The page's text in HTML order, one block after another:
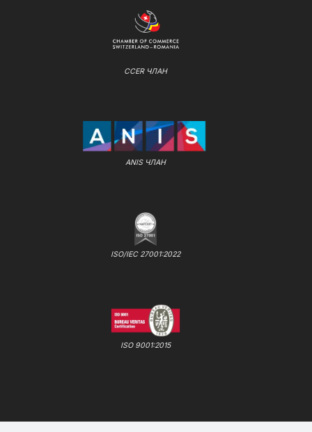
CCER ЧЛАН
ANIS ЧЛАН
ISO/IEC 27001:2022
ISO 9001:2015